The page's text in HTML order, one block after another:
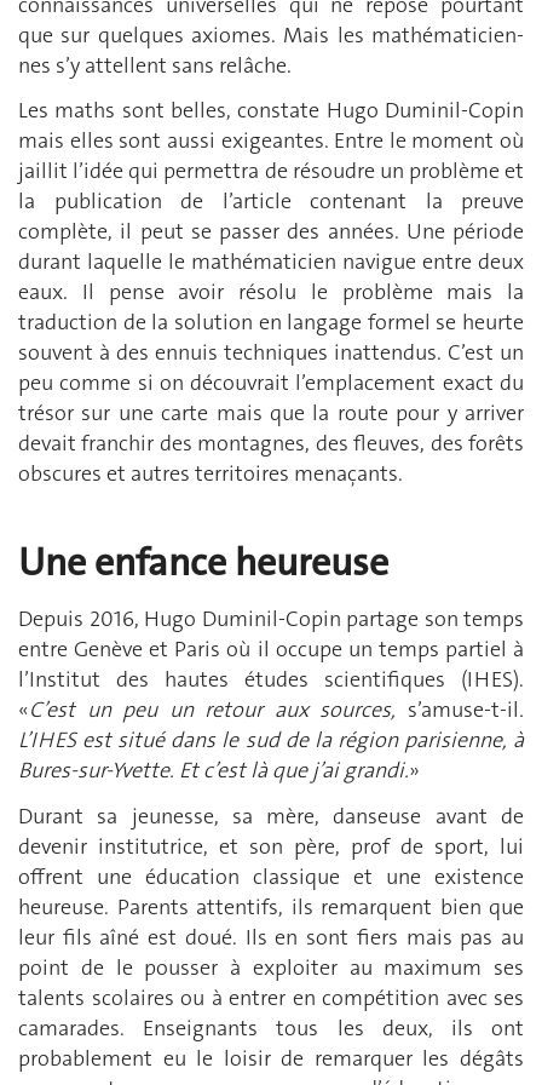
que sur quelques axiomes. Mais les mathématicien-
nes s’y attellent sans relâche.
Les maths sont belles, constate Hugo Duminil-Copin
mais elles sont aussi exigeantes. Entre le moment où
jaillit l’idée qui permettra de résoudre un problème et
la publication de l’article contenant la preuve
complète, il peut se passer des années. Une période
durant laquelle le mathématicien navigue entre deux
eaux. Il pense avoir résolu le problème mais la
traduction de la solution en langage formel se heurte
souvent à des ennuis techniques inattendus. C’est un
peu comme si on découvrait l’emplacement exact du
trésor sur une carte mais que la route pour y arriver
devait franchir des montagnes, des fleuves, des forêts
obscures et autres territoires menaçants.
Une enfance heureuse
Depuis 2016, Hugo Duminil-Copin partage son temps
entre Genève et Paris où il occupe un temps partiel à
l’Institut des hautes études scientifiques (IHES).
«C’est un peu un retour aux sources, s’amuse-t-il.
L’IHES est situé dans le sud de la région parisienne, à
Bures-sur-Yvette. Et c’est là que j’ai grandi.»
Durant sa jeunesse, sa mère, danseuse avant de
devenir institutrice, et son père, prof de sport, lui
offrent une éducation classique et une existence
heureuse. Parents attentifs, ils remarquent bien que
leur fils aîné est doué. Ils en sont fiers mais pas au
point de le pousser à exploiter au maximum ses
talents scolaires ou à entrer en compétition avec ses
camarades. Enseignants tous les deux, ils ont
probablement eu le loisir de remarquer les dégâts